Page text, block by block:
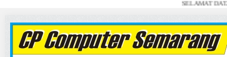
SELAMAT DATANG DI